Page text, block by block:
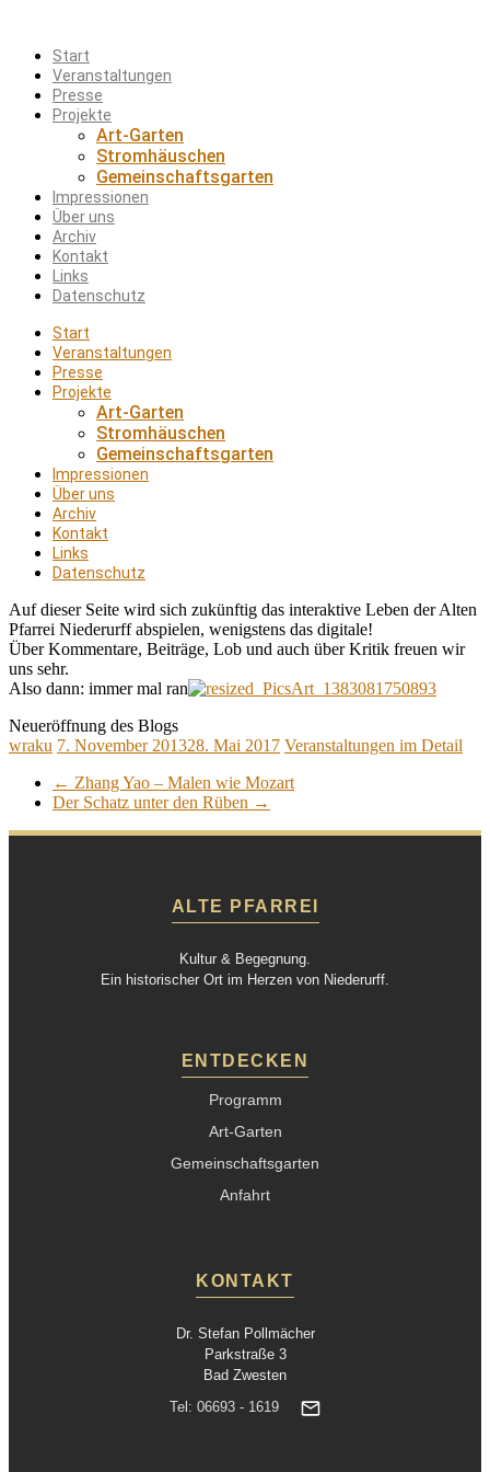
Start
Veranstaltungen
Presse
Projekte
Art-Garten
Stromhäuschen
Gemeinschaftsgarten
Impressionen
Über uns
Archiv
Kontakt
Links
Datenschutz
Start
Veranstaltungen
Presse
Projekte
Art-Garten
Stromhäuschen
Gemeinschaftsgarten
Impressionen
Über uns
Archiv
Kontakt
Links
Datenschutz
Auf dieser Seite wird sich zukünftig das interaktive Leben der Alten
Pfarrei Niederurff abspielen, wenigstens das digitale!
Über Kommentare, Beiträge, Lob und auch über Kritik freuen wir
uns sehr.
Also dann: immer mal ran
Neueröffnung des Blogs
wraku 7. November 201328. Mai 2017 Veranstaltungen im Detail
← Zhang Yao – Malen wie Mozart
Der Schatz unter den Rüben →
ALTE PFARREI
Kultur & Begegnung.
Ein historischer Ort im Herzen von Niederurff.
ENTDECKEN
Programm
Art-Garten
Gemeinschaftsgarten
Anfahrt
KONTAKT
Dr. Stefan Pollmächer
Parkstraße 3
Bad Zwesten
Tel: 06693 - 1619